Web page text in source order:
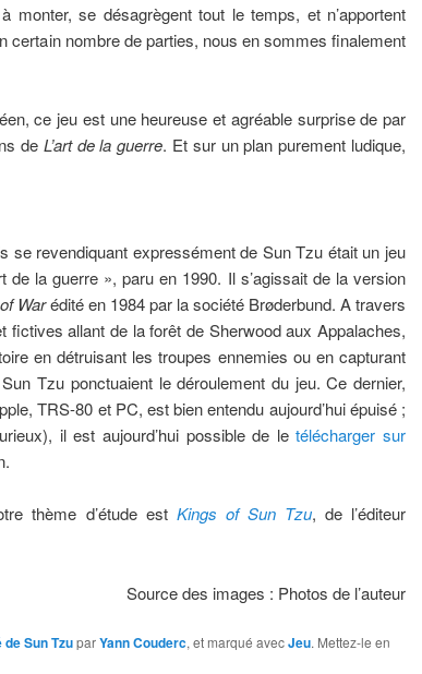
monter, se désagrègent tout le temps, et n’apportent
certain nombre de parties, nous en sommes finalement
ce jeu est une heureuse et agréable surprise de par
de L’art de la guerre. Et sur un plan purement ludique,
se revendiquant expressément de Sun Tzu était un jeu
de la guerre », paru en 1990. Il s’agissait de la version
Warédité en 1984 par la société Brøderbund. A travers
fictives allant de la forêt de Sherwood aux Appalaches,
en détruisant les troupes ennemies ou en capturant
Tzu ponctuaient le déroulement du jeu. Ce dernier,
TRS-80 et PC, est bien entendu aujourd’hui épuisé ;
il est aujourd’hui possible de letélécharger sur
thème d’étude est Kings of Sun Tzu, de l’éditeur
Source des images : Photos de l’auteur
Sun TzuparYann Couderc, et marqué avecJeu. Mettez-le en